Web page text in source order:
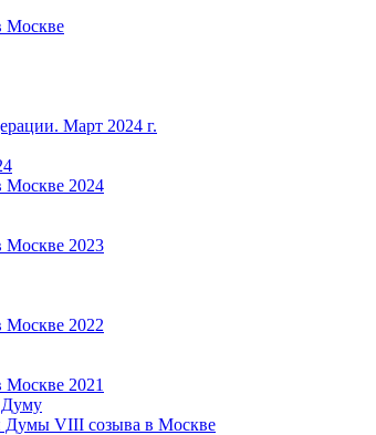
Москве
Март 2024 г.
Москве 2024
Москве 2023
2022
2021
Думу
Думы VIII созыва в Москве